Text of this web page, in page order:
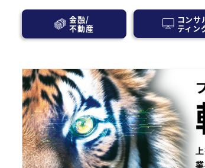
金融/
不動産
コンサ
ティン